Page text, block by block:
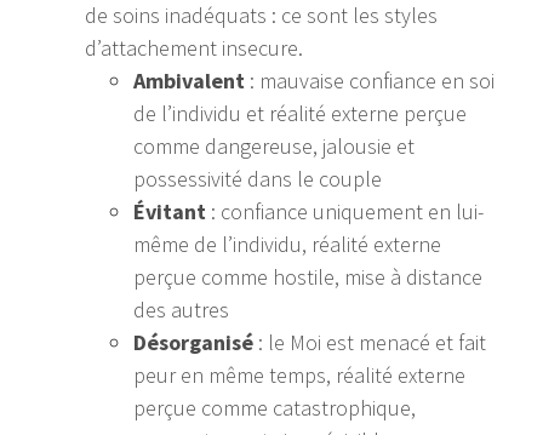
de soins inadéquats : ce sont les styles
d’attachement insecure.
Ambivalent : mauvaise confiance en soi
de l’individu et réalité externe perçue
comme dangereuse, jalousie et
possessivité dans le couple
Évitant : confiance uniquement en lui-
même de l’individu, réalité externe
perçue comme hostile, mise à distance
des autres
Désorganisé : le Moi est menacé et fait
peur en même temps, réalité externe
perçue comme catastrophique,